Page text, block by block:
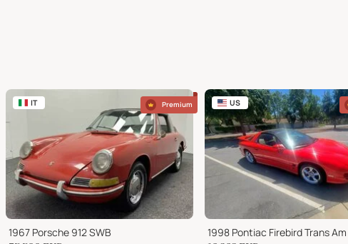
IT Premium
1967 Porsche 912 SWB
US
1998 Pontiac Firebird Trans Am